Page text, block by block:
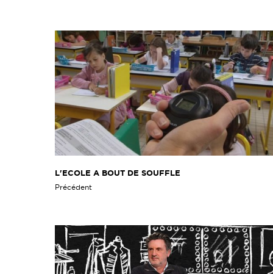
L'ECOLE A BOUT DE SOUFFLE
Précédent